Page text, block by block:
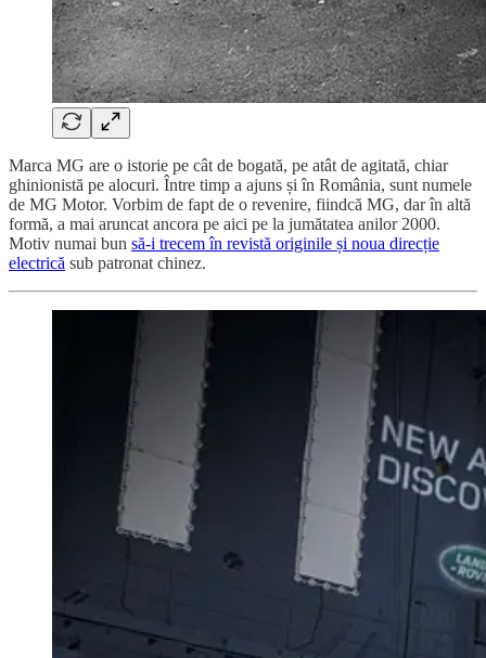
Marca MG are o istorie pe cât de bogată, pe atât de agitată, chiar
ghinionistă pe alocuri. Între timp a ajuns și în România, sunt numele
de MG Motor. Vorbim de fapt de o revenire, fiindcă MG, dar în altă
formă, a mai aruncat ancora pe aici pe la jumătatea anilor 2000.
Motiv numai bun să-i trecem în revistă originile și noua direcție
electrică sub patronat chinez.